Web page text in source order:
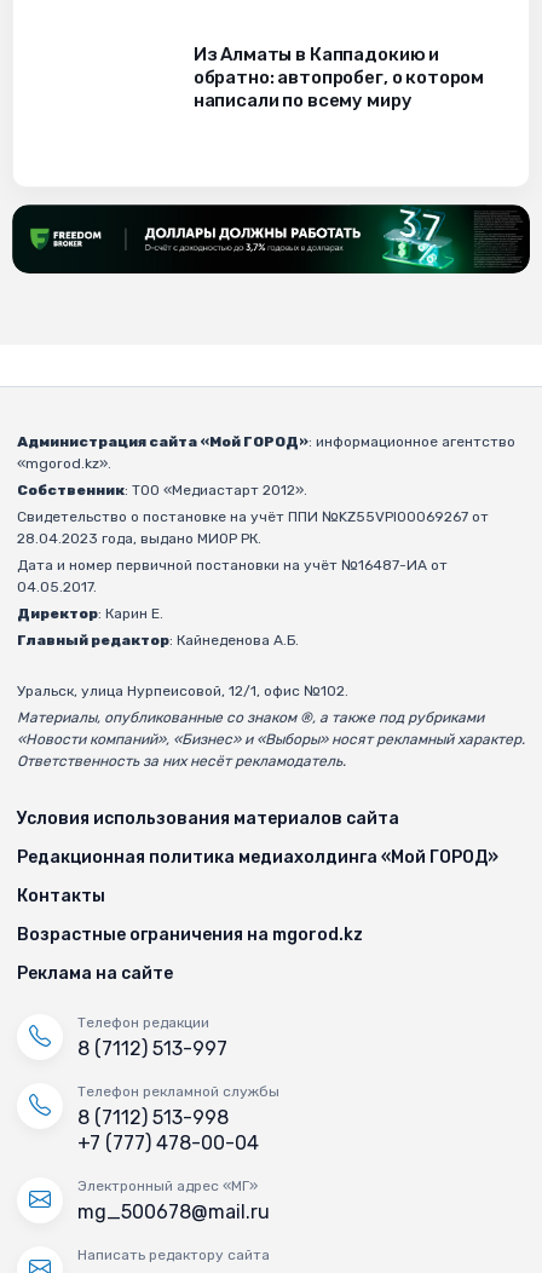
Из Алматы в Каппадокию и
обратно: автопробег, о котором
написали по всему миру
Администрация сайта «Мой ГОРОД»: информационное агентство
«mgorod.kz».
Собственник: ТОО «Медиастарт 2012».
Свидетельство о постановке на учёт ППИ №KZ55VPI00069267 от
28.04.2023 года, выдано МИОР РК.
Дата и номер первичной постановки на учёт №16487-ИА от
04.05.2017.
Директор: Карин Е.
Главный редактор: Кайнеденова А.Б.
Уральск, улица Нурпеисовой, 12/1, офис №102.
Материалы, опубликованные со знаком ®, а также под рубриками
«Новости компаний», «Бизнес» и «Выборы» носят рекламный характер.
Ответственность за них несёт рекламодатель.
Условия использования материалов сайта
Редакционная политика медиахолдинга «Мой ГОРОД»
Контакты
Возрастные ограничения на mgorod.kz
Реклама на сайте
Телефон редакции
8 (7112) 513-997
Телефон рекламной службы
8 (7112) 513-998
+7 (777) 478-00-04
Электронный адрес «МГ»
mg_500678@mail.ru
Написать редактору сайта